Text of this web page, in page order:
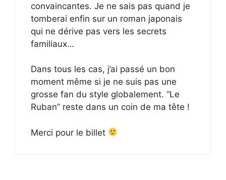
convaincantes. Je ne sais pas quand je
tomberai enfin sur un roman japonais
qui ne dérive pas vers les secrets
familiaux…
Dans tous les cas, j’ai passé un bon
moment même si je ne suis pas une
grosse fan du style globalement. “Le
Ruban” reste dans un coin de ma tête !
Merci pour le billet